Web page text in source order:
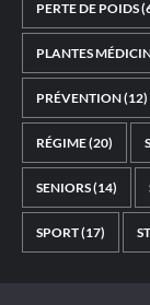
PERTE DE POIDS
PLANTES
PRÉVENTION(12)
RÉGIME(20)
SENIORS(14)
SPORT(17)